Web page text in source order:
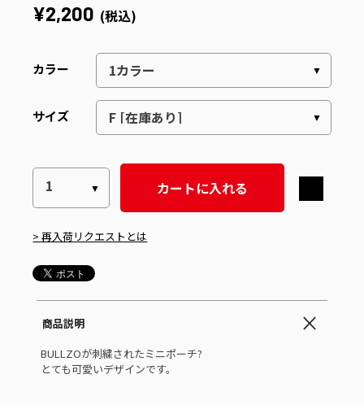
¥2,200 (税込)
カラー
サイズ
カートに入れる
> 再入荷リクエストとは
商品説明
BULLZOが刺繍されたミニポーチ?
とても可愛いデザインです。